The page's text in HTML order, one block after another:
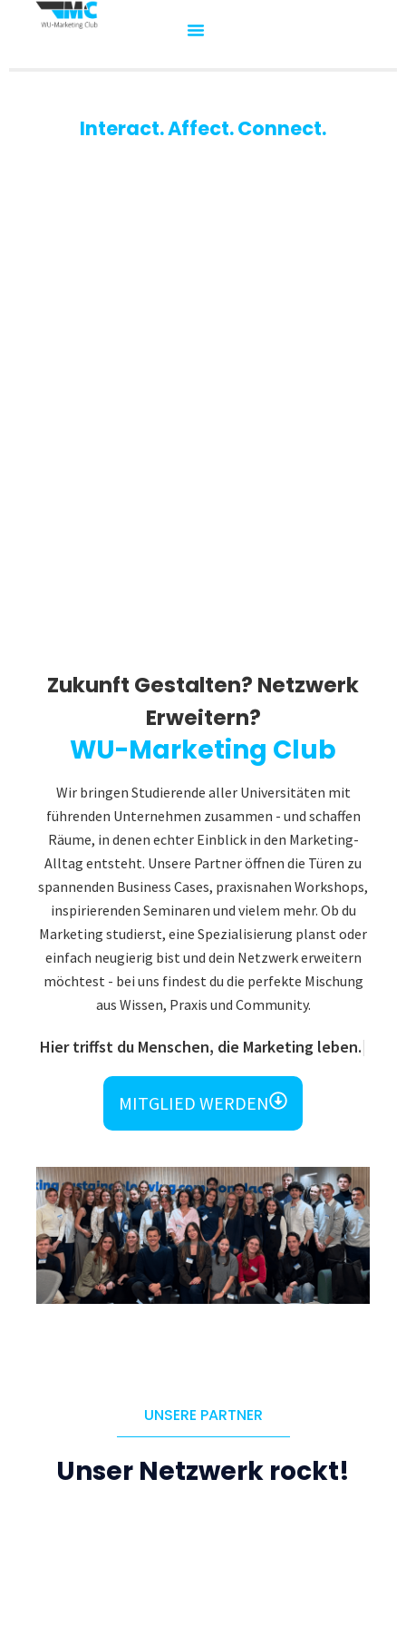
Interact. Affect. Connect.
Zukunft Gestalten? Netzwerk
Erweitern?
WU-Marketing Club
Wir bringen Studierende aller Universitäten mit
führenden Unternehmen zusammen - und schaffen
Räume, in denen echter Einblick in den Marketing-
Alltag entsteht. Unsere Partner öffnen die Türen zu
spannenden Business Cases, praxisnahen Workshops,
inspirierenden Seminaren und vielem mehr. Ob du
Marketing studierst, eine Spezialisierung planst oder
einfach neugierig bist und dein Netzwerk erweitern
möchtest - bei uns findest du die perfekte Mischung
aus Wissen, Praxis und Community.
Hier triffst du Menschen, die Marketing leben.
MITGLIED WERDEN
UNSERE PARTNER
Unser Netzwerk rockt!